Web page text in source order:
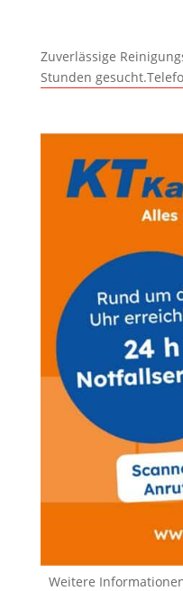
Zuverlässige
Stunden
Weitere